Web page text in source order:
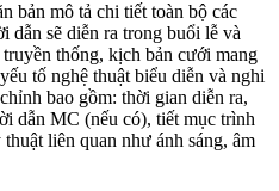
bản mô tả chi tiết toàn bộ các
dẫn sẽ diễn ra trong buổi lễ và
thống, kịch bản cưới mang
tố nghệ thuật biểu diễn và nghi
bao gồm: thời gian diễn ra,
dẫn MC (nếu có), tiết mục trình
liên quan như ánh sáng, âm